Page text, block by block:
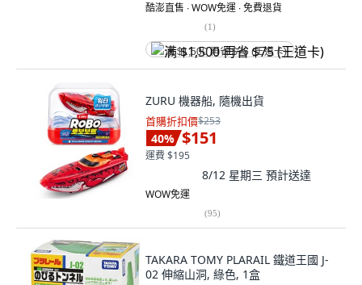
酷澎直售 ∙ WOW免運 ∙ 免費退貨
(1)
满 $1,500 再省 $75 (王道卡)
ZURU 機器船, 隨機出貨
首購折扣價$253
40% $151
運費 $195
8/12 星期三 預計送達
WOW免運
(95)
TAKARA TOMY PLARAIL 鐵道王國 J-
02 伸縮山洞, 綠色, 1盒